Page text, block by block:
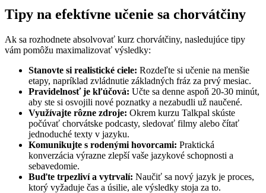
Tipy na efektívne učenie sa chorvátčiny
Ak sa rozhodnete absolvovať kurz chorvátčiny, nasledujúce tipy
vám pomôžu maximalizovať výsledky:
Stanovte si realistické ciele: Rozdeľte si učenie na menšie
etapy, napríklad zvládnutie základných fráz za prvý mesiac.
Pravidelnosť je kľúčová: Učte sa denne aspoň 20-30 minút,
aby ste si osvojili nové poznatky a nezabudli už naučené.
Využívajte rôzne zdroje: Okrem kurzu Talkpal skúste
počúvať chorvátske podcasty, sledovať filmy alebo čítať
jednoduché texty v jazyku.
Komunikujte s rodenými hovorcami: Praktická
konverzácia výrazne zlepší vaše jazykové schopnosti a
sebavedomie.
Buďte trpezliví a vytrvalí: Naučiť sa nový jazyk je proces,
ktorý vyžaduje čas a úsilie, ale výsledky stoja za to.